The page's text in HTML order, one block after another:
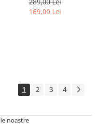
169,00 Lei
1 2 3 4
noastre